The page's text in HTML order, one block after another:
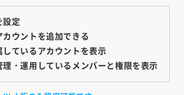
定
ウントを追加できる
ているアカウントを表示
・運用しているメンバーと権限を表示